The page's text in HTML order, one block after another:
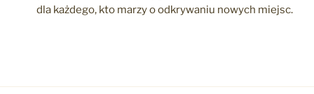
dla każdego, kto marzy o odkrywaniu nowych miejsc.